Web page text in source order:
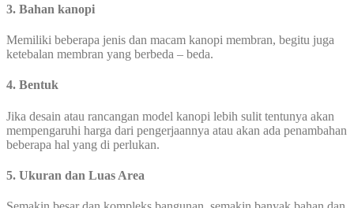
3. Bahan kanopi
Memiliki beberapa jenis dan macam kanopi membran, begitu juga
ketebalan membran yang berbeda – beda.
4. Bentuk
Jika desain atau rancangan model kanopi lebih sulit tentunya akan
mempengaruhi harga dari pengerjaannya atau akan ada penambahan
beberapa hal yang di perlukan.
5. Ukuran dan Luas Area